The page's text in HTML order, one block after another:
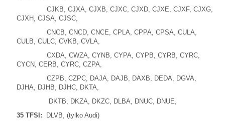
CJKB, CJXA, CJXB, CJXC, CJXD, CJXE, CJXF, CJXG,
CJXH, CJSA, CJSC,
CNCB, CNCD, CNCE, CPLA, CPPA, CPSA, CULA,
CULB, CULC, CVKB, CVLA,
CXDA, CWZA, CYNB, CYPA, CYPB, CYRB, CYRC,
CYCN, CERB, CYRC, CZPA,
CZPB, CZPC, DAJA, DAJB, DAXB, DEDA, DGVA,
DJHA, DJHB, DJHC, DKTA,
DKTB, DKZA, DKZC, DLBA, DNUC, DNUE,
35 TFSI: DLVB, (tylko Audi)